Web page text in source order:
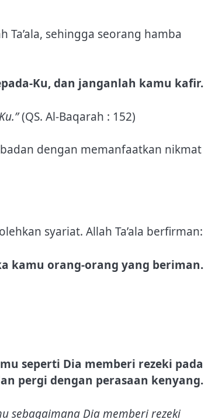
sehingga seorang hamba
Ku, dan janganlah kamu kafir.
(QS. Al-Baqarah : 152)
dengan memanfaatkan nikmat
syariat. Allah Ta’ala berfirman:
kamu orang-orang yang beriman.
seperti Dia memberi rezeki pada
pergi dengan perasaan kenyang.
sebagaimana Dia memberi rezeki